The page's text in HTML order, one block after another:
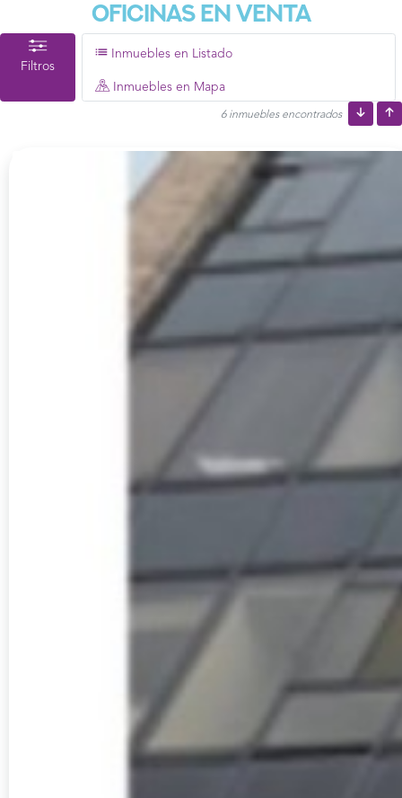
Oficinas En Venta
Filtros
Inmuebles en Listado
Inmuebles en Mapa
6 inmuebles encontrados